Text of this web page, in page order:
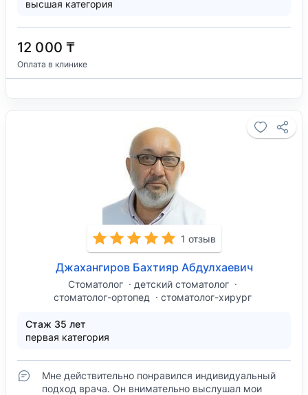
высшая категория
12 000 ₸
Оплата в клинике
1 отзыв
Джахангиров Бахтияр Абдулхаевич
Стоматолог
детский стоматолог
стоматолог-ортопед
стоматолог-хирург
Стаж 35 лет
первая категория
Мне действительно понравился индивидуальный
подход врача. Он внимательно выслушал мои